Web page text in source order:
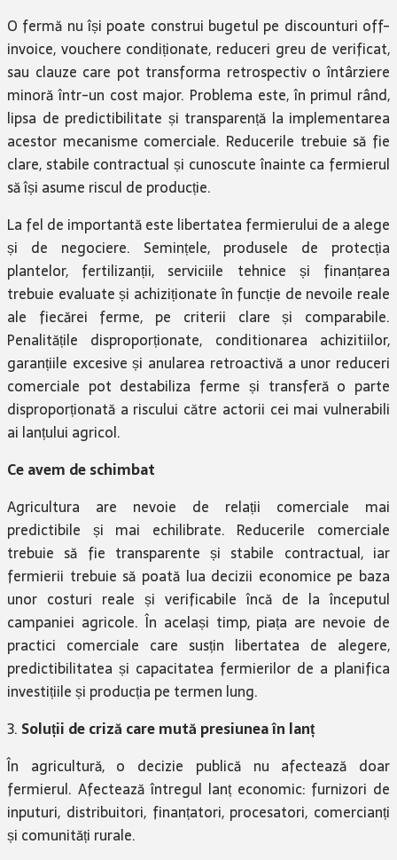
O fermă nu își poate construi bugetul pe discounturi off-
invoice, vouchere condiționate, reduceri greu de verificat,
sau clauze care pot transforma retrospectiv o întârziere
minoră într-un cost major. Problema este, în primul rând,
lipsa de predictibilitate și transparență la implementarea
acestor mecanisme comerciale. Reducerile trebuie să fie
clare, stabile contractual și cunoscute înainte ca fermierul
să își asume riscul de producție.
La fel de importantă este libertatea fermierului de a alege
și de negociere. Semințele, produsele de protecția
plantelor, fertilizanții, serviciile tehnice și finanțarea
trebuie evaluate și achiziționate în funcție de nevoile reale
ale fiecărei ferme, pe criterii clare și comparabile.
Penalitățile disproporționate, conditionarea achizitiilor,
garanțiile excesive și anularea retroactivă a unor reduceri
comerciale pot destabiliza ferme și transferă o parte
disproporționată a riscului către actorii cei mai vulnerabili
ai lanțului agricol.
Ce avem de schimbat
Agricultura are nevoie de relații comerciale mai
predictibile și mai echilibrate. Reducerile comerciale
trebuie să fie transparente și stabile contractual, iar
fermierii trebuie să poată lua decizii economice pe baza
unor costuri reale și verificabile încă de la începutul
campaniei agricole. În același timp, piața are nevoie de
practici comerciale care susțin libertatea de alegere,
predictibilitatea și capacitatea fermierilor de a planifica
investițiile și producția pe termen lung.
3. Soluții de criză care mută presiunea în lanț
În agricultură, o decizie publică nu afectează doar
fermierul. Afectează întregul lanț economic: furnizori de
inputuri, distribuitori, finanțatori, procesatori, comercianți
și comunități rurale.